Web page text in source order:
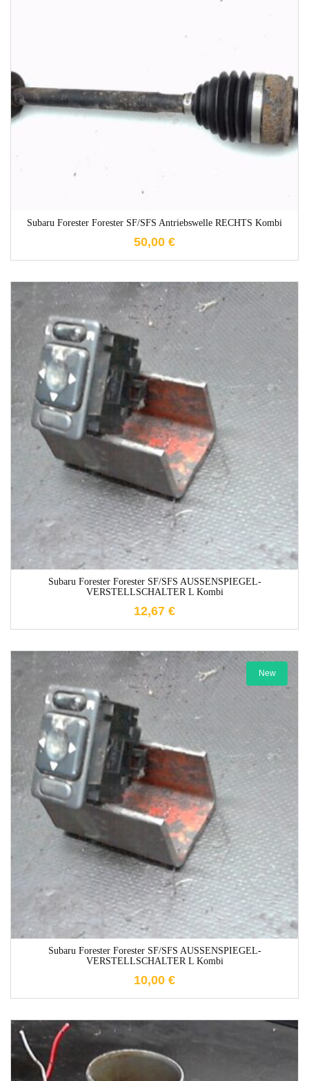
Subaru Forester Forester SF/SFS Antriebswelle RECHTS Kombi
50,00 €
Subaru Forester Forester SF/SFS AUSSENSPIEGEL-
VERSTELLSCHALTER L Kombi
12,67 €
1-3 Werktage
New
Subaru Forester Forester SF/SFS AUSSENSPIEGEL-
VERSTELLSCHALTER L Kombi
10,00 €
1-3 Werktage